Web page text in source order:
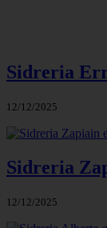
Sidreria
12/12/2025
Sidreria
12/12/2025